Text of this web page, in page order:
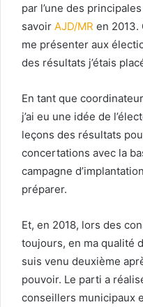
par l’une des
savoir AJD/MR en 2013.
me présenter aux
des résultats j’étais
En tant que
j’ai eu une idée de
leçons des résultats
concertations avec la
campagne
préparer.
Et, en 2018, lors des
toujours, en ma qualité
suis venu deuxième
pouvoir. Le parti a
conseillers municipaux